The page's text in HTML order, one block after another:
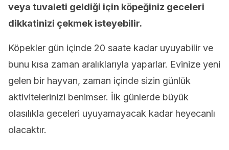
veya tuvaleti geldiği için köpeğiniz geceleri
dikkatinizi çekmek isteyebilir.
Köpekler gün içinde 20 saate kadar uyuyabilir ve
bunu kısa zaman aralıklarıyla yaparlar. Evinize yeni
gelen bir hayvan, zaman içinde sizin günlük
aktivitelerinizi benimser. İlk günlerde büyük
olasılıkla geceleri uyuyamayacak kadar heyecanlı
olacaktır.